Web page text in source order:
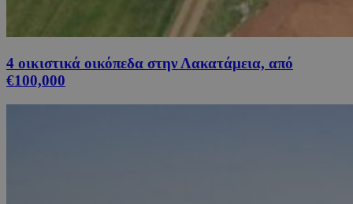
4 οικιστικά οικόπεδα στην Λακατάμεια, από
€100,000